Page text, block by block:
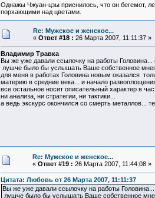
Однажы Чжуан-цзы приснилось, что он бегемот,
порхающими над цветами.
Re: Мужское и женское...
« Ответ #18 : 26 Марта 2007, 11:11:37 »
Владимир Травка
Вы же уже давали ссылочку на работы Головина...
лушче было бы услышать Ваше собственное
для меня в работах Головина новым оказался
материю в средние века... и начало
все остальное носит описательный характер в
ни анализа, ни стратегии, ни тактики...
а ведь экскурс окончился со смерть металлов...
Re: Мужское и женское...
« Ответ #19 : 26 Марта 2007, 11:44:08 »
Цитата: Любовь от 26 Марта 2007, 11:11:37
Вы же уже давали ссылочку на работы
лушче было бы услышать Ваше собственное